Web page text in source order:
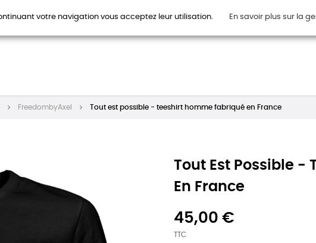
HOMMES FEMMES CARTES
FreedombyAxel Tout est possible - teeshirt homme fabriqué en France
Tout Est Possible -
En France
45,00 €
TTC
votre navigation vous acceptez leur utilisation. En savoir plus sur la